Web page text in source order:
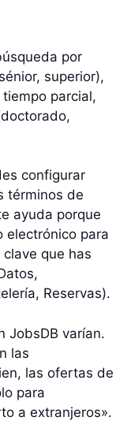
por
superior),
parcial,
configurar
términos de
ayuda porque
electrónico para
que has
Reservas).
JobsDB varían.
las
las ofertas de
para
a extranjeros».